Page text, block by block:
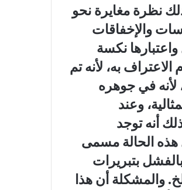
نظرة مغايرة نحو
والإخفاقات
نكسة
به، لأنه تم
لأنه في جوهره
وعند
أنه توجد
الحالة مسمى
بتبريرات
والمشكلة أن هذا